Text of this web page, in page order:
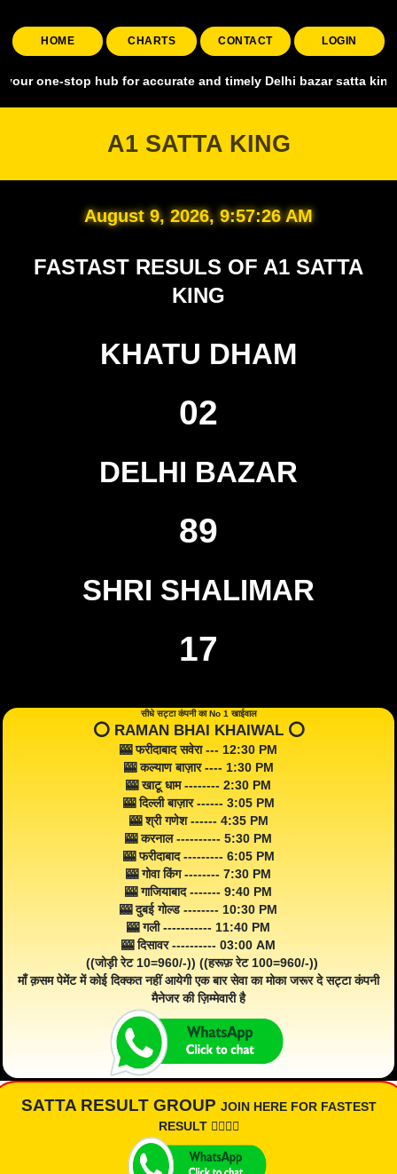
HOME CHARTS CONTACT LOGIN
hub for accurate and timely Delhi bazar satta king,
A1 SATTA KING
August 9, 2026, 9:57:27 AM
FASTAST RESULS OF A1 SATTA
KING
KHATU DHAM
02
DELHI BAZAR
89
SHRI SHALIMAR
17
सीधे सट्टा कंपनी का No 1 खाईवाल
⭕️ RAMAN BHAI KHAIWAL ⭕️
🎰 फरीदाबाद सवेरा --- 12:30 PM
🎰 कल्याण बाज़ार ---- 1:30 PM
🎰 खाटू धाम -------- 2:30 PM
🎰 दिल्ली बाज़ार ------ 3:05 PM
🎰 श्री गणेश ------ 4:35 PM
🎰 करनाल ---------- 5:30 PM
🎰 फरीदाबाद --------- 6:05 PM
🎰 गोवा किंग -------- 7:30 PM
🎰 गाजियाबाद ------- 9:40 PM
🎰 दुबई गोल्ड -------- 10:30 PM
🎰 गली ----------- 11:40 PM
🎰 दिसावर ---------- 03:00 AM
((जोड़ी रेट 10=960/-)) ((हरूफ़ रेट 100=960/-))
माँ क़सम पेमेंट में कोई दिक्कत नहीं आयेगी एक बार सेवा का मोका जरूर दे सट्टा कंपनी
मैनेजर की ज़िम्मेवारी है
SATTA RESULT GROUP JOIN HERE FOR FASTEST
RESULT 👇🏾👇🏾